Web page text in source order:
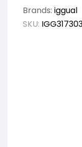
Brands: iggual
SKU: